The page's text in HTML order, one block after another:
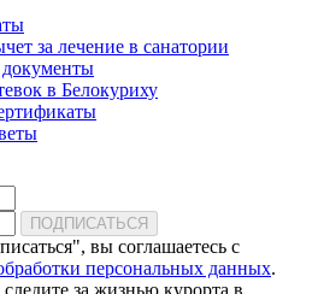
за лечение в санатории
в Белокуриху
ПОДПИСАТЬСЯ
вы соглашаетесь с
персональных данных.